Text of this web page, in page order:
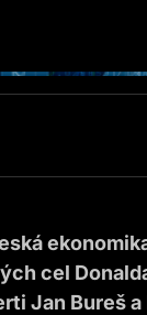
cel
Jan Bureš